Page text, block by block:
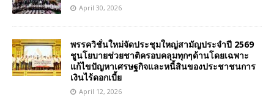
April 30, 2026
พรรควิชั่นใหม่จัดประชุมใหญ่สามัญประจำปี 2569
ชูนโยบายช่วยชาติครอบคลุมทุกๆด้านโดยเฉพาะ
แก้ไขปัญหาเศรษฐกิจและหนี้สินของประชาชนการ
เงินไร้ดอกเบี้ย
April 12, 2026